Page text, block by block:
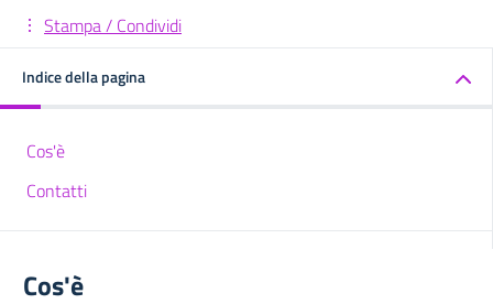
Stampa / Condividi
Indice della pagina
Cos'è
Contatti
Cos'è